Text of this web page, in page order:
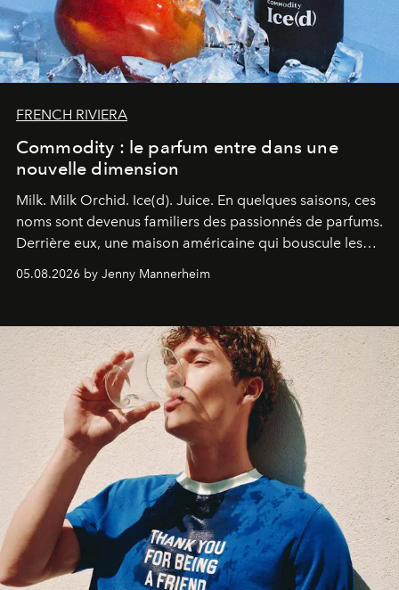
FRENCH RIVIERA
Commodity : le parfum entre dans une
nouvelle dimension
Milk. Milk Orchid. Ice(d). Juice. En quelques saisons, ces
noms sont devenus familiers des passionnés de parfums.
Derrière eux, une maison américaine qui bouscule les
codes de la parfumerie contemporaine en proposant
une approche aussi intuitive que personnelle :
05.08.2026 by Jenny Mannerheim